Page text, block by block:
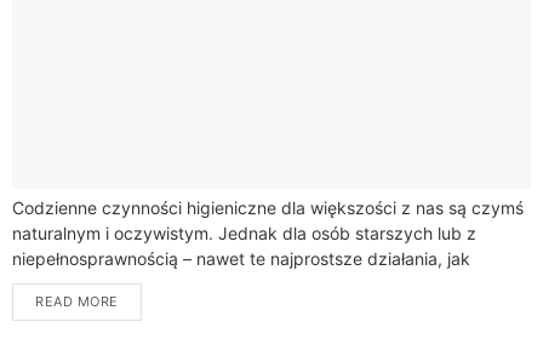
Codzienne czynności higieniczne dla większości z nas są czymś
naturalnym i oczywistym. Jednak dla osób starszych lub z
niepełnosprawnością – nawet te najprostsze działania, jak
wejście do wanny czy skorzystanie...
READ MORE